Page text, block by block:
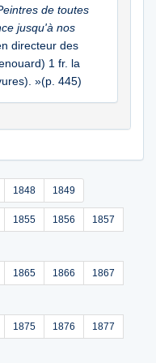
de toutes
jusqu'à nos
directeur des
1 fr. la
»(p. 445)
1848 1849
1855 1856 1857
1865 1866 1867
1875 1876 1877